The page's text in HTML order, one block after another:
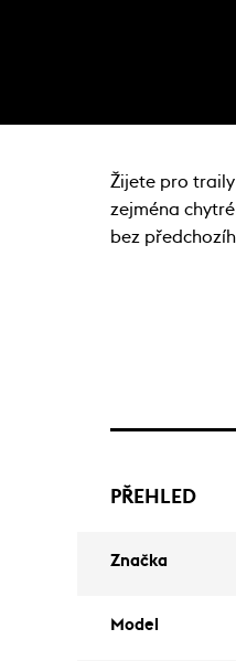
Žijete pro
zejména
bez
PŘEHLED
Značka
Model